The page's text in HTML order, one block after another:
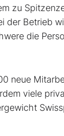
zu
der Betrieb
die
neue
viele